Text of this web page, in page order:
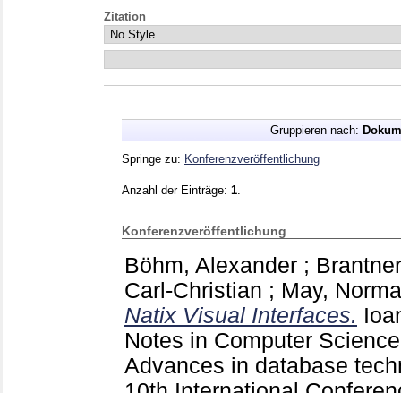
Zitation
Gruppieren nach:
Springe zu: Konferenzveröffentlichung
Anzahl der Einträge: 1
Konferenzveröffentlichung
Böhm, Alexander ;
Carl-Christian ; May,
Natix Visual Interfaces.
Notes in Computer
Advances in database